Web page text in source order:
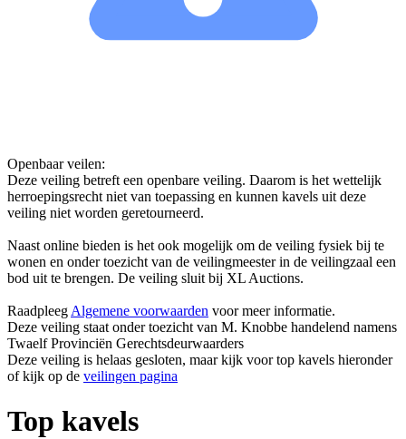
Openbaar veilen:
Deze veiling betreft een openbare veiling. Daarom is het wettelijk
herroepingsrecht niet van toepassing en kunnen kavels uit deze
veiling niet worden geretourneerd.
Naast online bieden is het ook mogelijk om de veiling fysiek bij te
wonen en onder toezicht van de veilingmeester in de veilingzaal een
bod uit te brengen. De veiling sluit bij XL Auctions.
Raadpleeg Algemene voorwaarden voor meer informatie.
Deze veiling staat onder toezicht van M. Knobbe handelend namens
Twaelf Provinciën Gerechtsdeurwaarders
Deze veiling is helaas gesloten, maar kijk voor top kavels hieronder
of kijk op de veilingen pagina
Top kavels